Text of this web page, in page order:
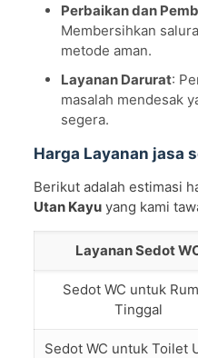
Perbaikan dan
Membersihkan
metode aman.
Layanan Darurat:
masalah mendesak
segera.
Harga Layanan jasa
Berikut adalah estimasi
Utan Kayuyang kami
Layanan Sedot
Sedot WC untuk
Tinggal
Sedot WC untuk Toilet